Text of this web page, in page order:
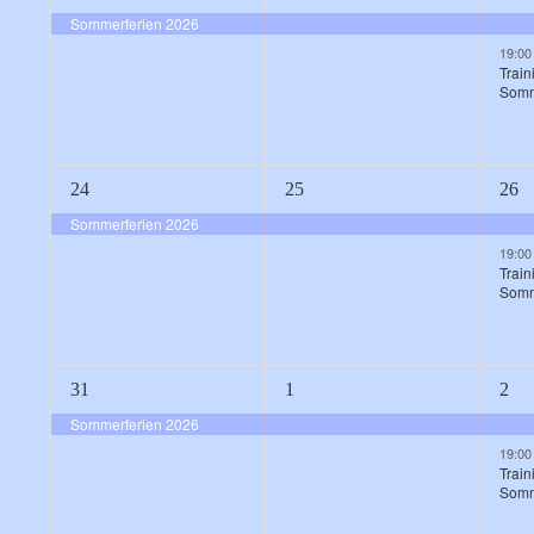
Veranstaltung,
Sommerferien 2026
Veranstaltung,
19:00
1
Veranstaltung,
24
Sommerferien 2026
1
Veranstaltung,
25
2
26
19:00
1
Veranstaltung,
31
Sommerferien 2026
1
Veranstaltung,
1
2
2
19:00